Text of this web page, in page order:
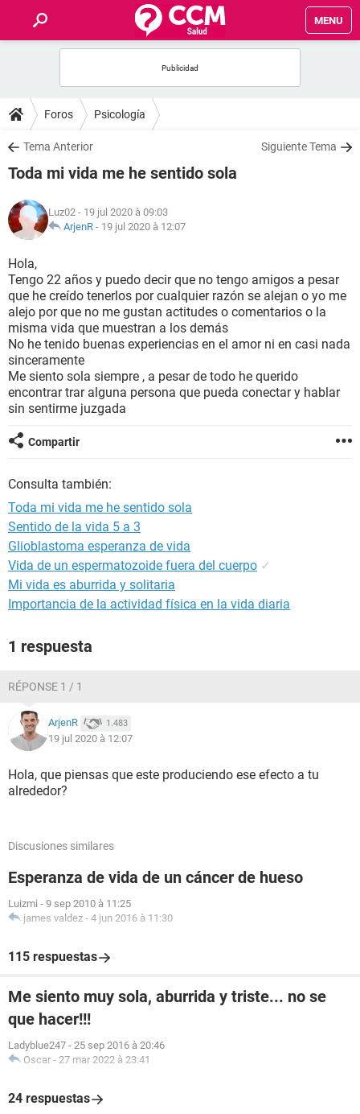
MENU
FORUMS
SALUD
NUTRICIÓN
BIENESTAR
SEXUALIDAD
GLOSARIO
Foros Psicología
Tema Anterior Siguiente Tema
Toda mi vida me he sentido sola
Luz02 - 19 jul 2020 à 09:03
ArjenR - 19 jul 2020 à 12:07
Hola,
Tengo 22 años y puedo decir que no tengo amigos a pesar
que he creído tenerlos por cualquier razón se alejan o yo me
alejo por que no me gustan actitudes o comentarios o la
misma vida que muestran a los demás
No he tenido buenas experiencias en el amor ni en casi nada
sinceramente
Me siento sola siempre , a pesar de todo he querido
encontrar trar alguna persona que pueda conectar y hablar
sin sentirme juzgada
Compartir
Consulta también:
Toda mi vida me he sentido sola
Sentido de la vida 5 a 3
Glioblastoma esperanza de vida
Vida de un espermatozoide fuera del cuerpo ✓
Mi vida es aburrida y solitaria
Importancia de la actividad física en la vida diaria
1 respuesta
RÉPONSE 1 / 1
ArjenR 1.483
19 jul 2020 à 12:07
Hola, que piensas que este produciendo ese efecto a tu
alrededor?
Discusiones similares
Esperanza de vida de un cáncer de hueso
Luizmi - 9 sep 2010 à 11:25
james valdez - 4 jun 2016 à 11:30
115 respuestas
Me siento muy sola, aburrida y triste... no se
que hacer!!!
Ladyblue247 - 25 sep 2016 à 20:46
Oscar - 27 mar 2022 à 23:41
24 respuestas